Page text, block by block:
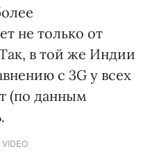
не только от
в той же Индии
с 3G у всех
(по данным